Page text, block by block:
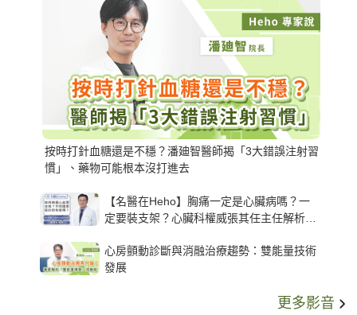
按時打針血糖還是不穩？潘廸智醫師揭「3大錯誤注射習
慣」、藥物可能根本沒打進去
【名醫在Heho】胸痛一定是心臟病嗎？一
定要裝支架？心臟科權威張其任主任解析支
心房顫動診斷與消融治療趨勢：雙能量技術
發展
更多影音